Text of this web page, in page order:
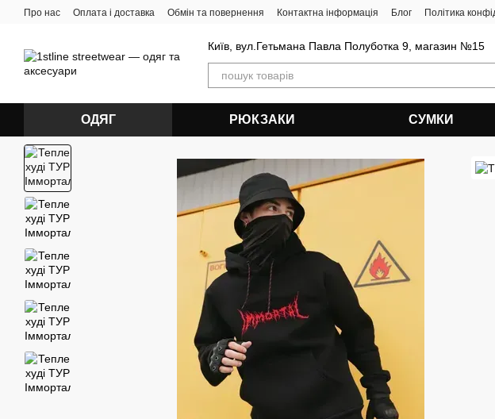
Перейти до основного контенту
Про нас Оплата і доставка Обмін та повернення Контактна інформація Блог Політика
Київ, вул.Гетьмана Павла Полуботка 9, магазин №15
ОДЯГ РЮКЗАКИ СУМКИ